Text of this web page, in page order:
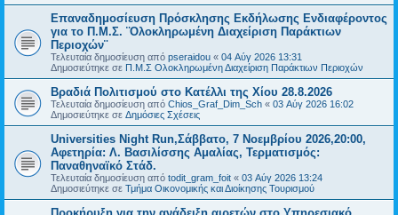
Επαναδημοσίευση Πρόσκλησης Εκδήλωσης Ενδιαφέροντος
για το Π.Μ.Σ. ¨Ολοκληρωμένη Διαχείριση Παράκτιων
Περιοχών¨
Τελευταία δημοσίευση από pseraidou « 04 Αύγ 2026 13:31
Δημοσιεύτηκε σε Π.Μ.Σ Ολοκληρωμένη Διαχείριση Παράκτιων Περιοχών
Βραδιά Πολιτισμού στο Κατέλλι της Χίου 28.8.2026
Τελευταία δημοσίευση από Chios_Graf_Dim_Sch « 03 Αύγ 2026 16:02
Δημοσιεύτηκε σε Δημόσιες Σχέσεις
Universities Night Run,Σάββατο, 7 Νοεμβρίου 2026,20:00,
Αφετηρία: Λ. Βασιλίσσης Αμαλίας, Τερματισμός:
Παναθηναϊκό Στάδ.
Τελευταία δημοσίευση από todit_gram_foit « 03 Αύγ 2026 13:24
Δημοσιεύτηκε σε Τμήμα Οικονομικής και Διοίκησης Τουρισμού
Προκήρυξη για την ανάδειξη αιρετών στο Υπηρεσιακό